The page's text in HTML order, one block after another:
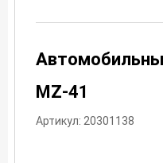
MZ-41
Артикул: 20301138